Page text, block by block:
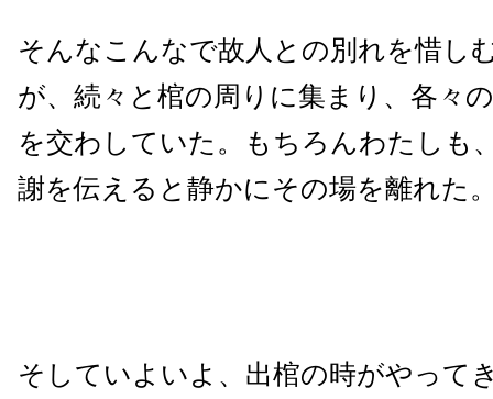
そんなこんなで故人との別れを惜し
が、続々と棺の周りに集まり、各々
を交わしていた。もちろんわたしも
謝を伝えると静かにその場を離れた
そしていよいよ、出棺の時がやって